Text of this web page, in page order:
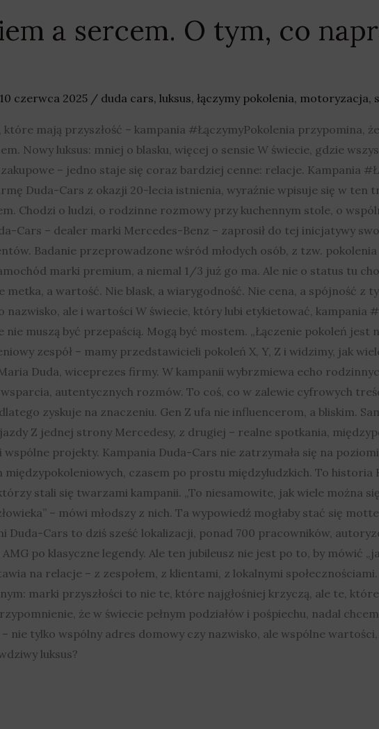
a sercem. O tym, co
10 czerwca 2025 / duda cars, luksus, łączymy pokolenia, motoryzacja,
mają przyszłość – kampania #ŁączymyPokolenia przypomina,
Nowy luksus: mniej o blasku, więcej o sensie W świecie, gdzie
– jedno staje się coraz bardziej cenne: relacje. Kampania
Duda-Cars z okazji 20-lecia istnienia, wyraźnie wpisuje się w ten
Chodzi o ludzi, o rodzinne rozmowy przy kuchennym stole, o
Cars – dealer marki Mercedes-Benz – zaprosił do tej inicjatywy
Badanie przeprowadzone wśród młodych osób, z tzw. pokolenia
marki premium, a niemal 1/3 już go ma. Ale nie o status tu
metka, a wartość. Nie blask, a wiarygodność. Nie cena, a spójność z
nazwisko, ale i wartości W świecie, który lubi etykietować, kampania
muszą być przepaścią. Mogą być mostem. „Łączenie pokoleń jest
zespół – mamy przedstawicieli pokoleń X, Y, Z i widzimy, jak
Duda, wiceprezes firmy. W kampanii wybrzmiewa echo
autentycznych rozmów. To coś, co w zalewie cyfrowych
zyskuje na znaczeniu. Gen Z ufa nie influencerom, a bliskim.
Z jednej strony Mercedesy, z drugiej – realne spotkania,
projekty. Kampania Duda-Cars nie zatrzymała się na
czasem po prostu międzyludzkich. To historia
stali się twarzami kampanii. „To niesamowite, jak wiele można
– mówi młodszy z nich. Ta wypowiedź mogłaby stać się
Duda-Cars to dziś sześć lokalizacji, ponad 700 pracowników,
po klasyczne legendy. Ale ten jubileusz nie jest po to, by mówić
na relacje – z zespołem, z klientami, z lokalnymi
marki przyszłości to nie te, które najgłośniej krzyczą, ale te, które
że w świecie pełnym podziałów i pośpiechu, nadal
– nie tylko wspólny adres domowy czy nazwisko, ale wspólne
luksus?